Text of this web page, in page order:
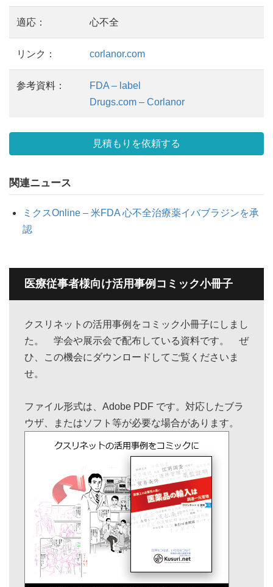
適応： 心不全
リンク： corlanor.com
参考資料：
FDA – label
Drugs.com – Corlanor
見積もりを依頼する
関連ニュース
ミクスOnline – 米FDA 心不全治療薬イバブラジンを承
認
医療従事者様向け活用事例コミック小冊子
クスリネットの活用事例をコミック小冊子にしまし
た。 学会や展示会で配布している資料です。 ぜ
ひ、この機会にダウンロードしてご覧くださいま
せ。
ファイル形式は、Adobe PDF です。対応したブラ
ウザ、またはソフト等が必要な場合があります。